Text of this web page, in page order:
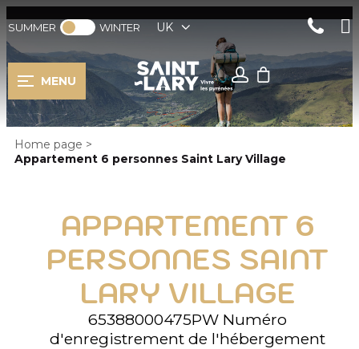
SUMMER WINTER UK
MENU
Home page >
Appartement 6 personnes Saint Lary Village
APPARTEMENT 6
PERSONNES SAINT
LARY VILLAGE
65388000475PW Numéro
d'enregistrement de l'hébergement